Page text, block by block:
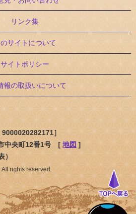
リンク集
サイトについて
サイトポリシー
報の取扱いについて
］
中央町12番1号 [ 地図 ]
）
rights reserved.